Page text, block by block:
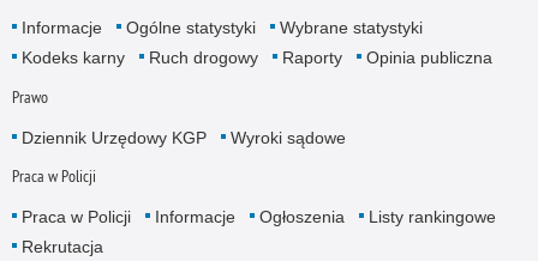
Informacje Ogólne statystyki
Wybrane statystyki
Kodeks karny
Ruch drogowy Raporty Opinia publiczna
Prawo
Dziennik Urzędowy KGP Wyroki sądowe
Praca w Policji
Praca w Policji Informacje Ogłoszenia
Listy rankingowe
Rekrutacja